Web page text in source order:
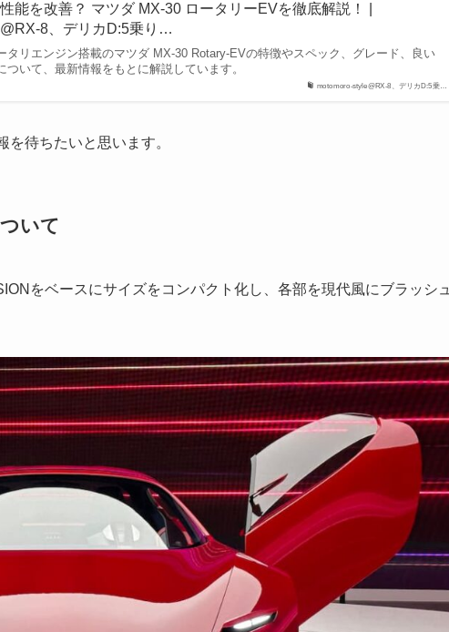
motomoro-style@RX-8、デリカD:5乗…
能を改善？ マツダ MX-30 ロータリーEVを徹底解説！ |
8、デリカD:5乗り…
タリエンジン搭載のマツダ MX-30 Rotary-EVの特徴やスペック、グレード、良い
ついて、最新情報をもとに解説しています。
待ちたいと思います。
いて
をベースにサイズをコンパクト化し、各部を現代風にブラッシュ